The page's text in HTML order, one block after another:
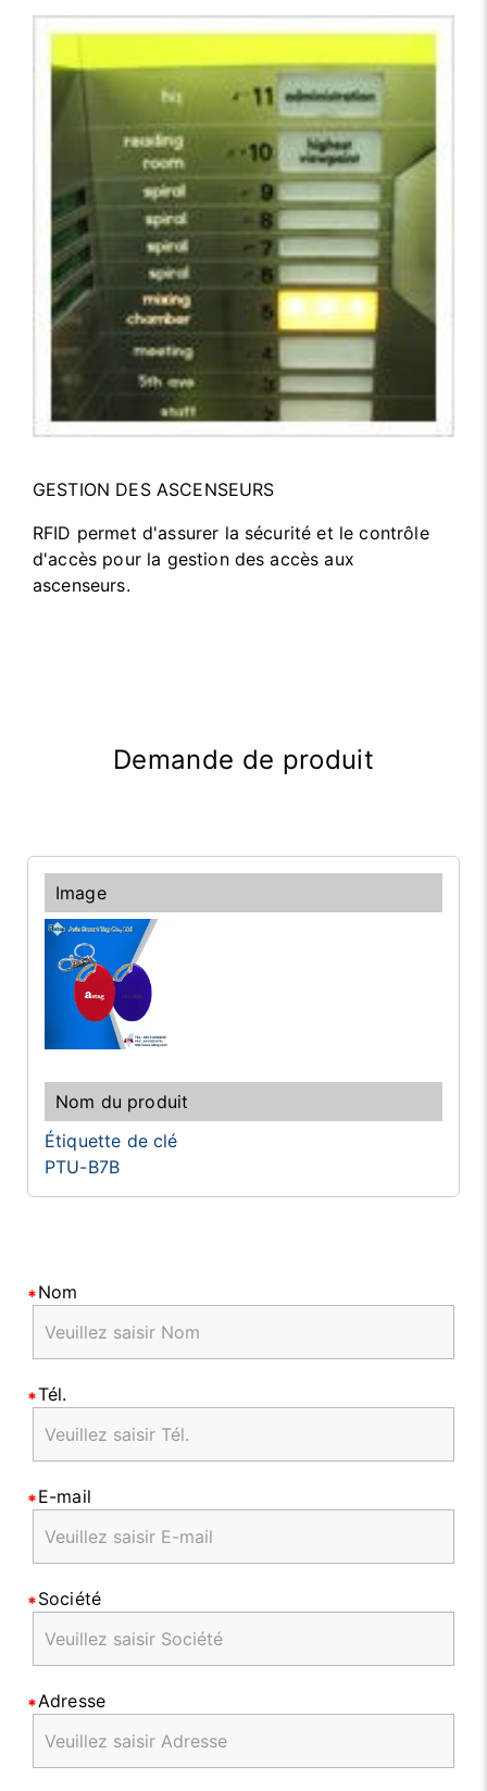
GESTION DES ASCENSEURS
RFID permet d'assurer la sécurité et le contrôle
d'accès pour la gestion des accès aux
ascenseurs.
Demande de produit
Étiquette de clé
PTU-B7B
Nom
Tél.
E-mail
Société
Adresse